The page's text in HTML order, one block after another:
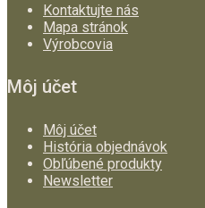
Kontaktujte nás
Mapa stránok
Výrobcovia
Môj účet
Môj účet
História objednávok
Obľúbené produkty
Newsletter